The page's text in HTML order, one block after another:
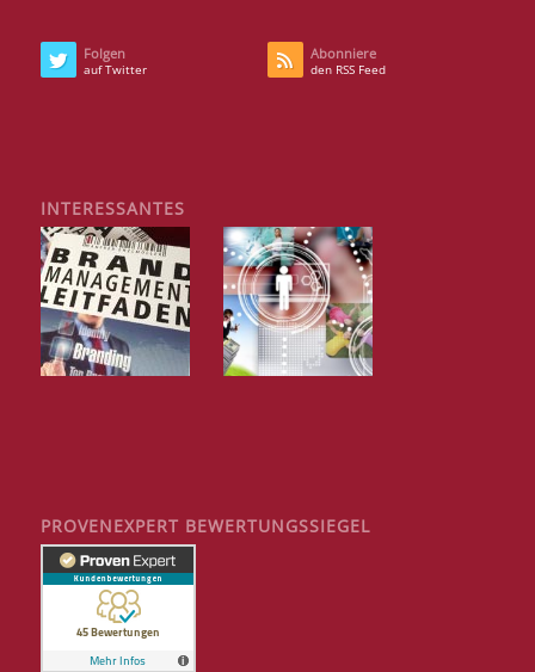
Folgen
auf Twitter
Abonniere
den RSS Feed
INTERESSANTES
PROVENEXPERT BEWERTUNGSSIEGEL